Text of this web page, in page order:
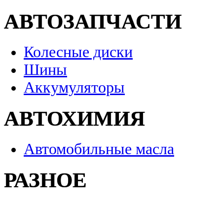
АВТОЗАПЧАСТИ
Колесные диски
Шины
Аккумуляторы
АВТОХИМИЯ
Автомобильные масла
РАЗНОЕ